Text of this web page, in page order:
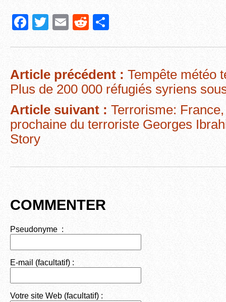
F
e
b
o
o
k
T
er
E
R
di
t
g
er
Article précédent : Tempête météo
Plus de 200 000 réfugiés syriens
Article suivant : Terrorisme:
prochaine du terroriste Georges
Story
COMMENTER
Pseudonyme :
E-mail (facultatif) :
Votre site Web (facultatif) :